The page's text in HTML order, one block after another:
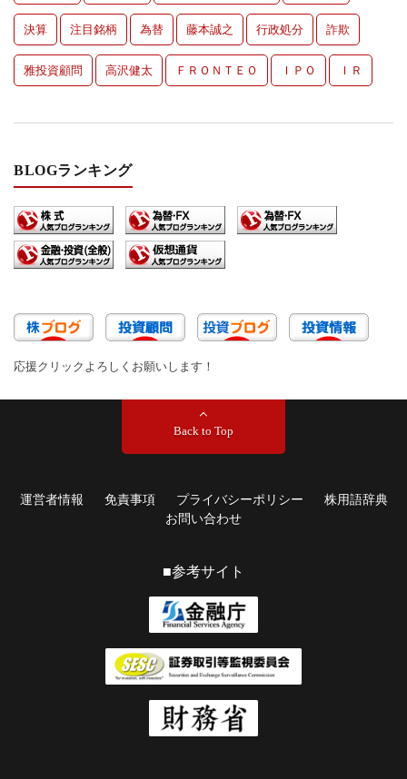
決算 注目銘柄 為替 藤本誠之 行政処分 詐欺
雅投資顧問 高沢健太 ＦＲＯＮＴＥＯ ＩＰＯ ＩＲ
BLOGランキング
応援クリックよろしくお願いします！
Back to Top
運営者情報 免責事項 プライバシーポリシー
株用語辞典
お問い合わせ
■参考サイト